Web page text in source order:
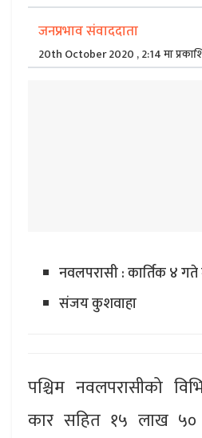
जनप्रभाव संवाददाता
20th October 2020 , 2:14 मा
नवलपरासी : कार्तिक ४ गते
संजय कुशवाहा
पश्चिम नवलपरासीको
कार सहित १५ लाख